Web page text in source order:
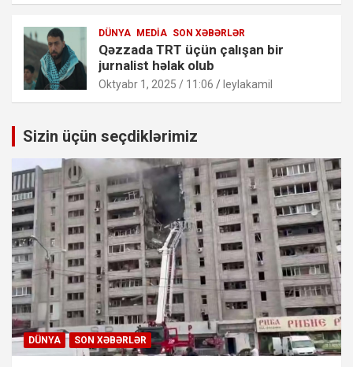
DÜNYA MEDIA SON XƏBƏRLƏR
Qəzzada TRT üçün çalışan bir
jurnalist həlak olub
Oktyabr 1, 2025 / 11:06 leylakamil
Sizin üçün seçdiklərimiz
DÜNYA SON XƏBƏRLƏR